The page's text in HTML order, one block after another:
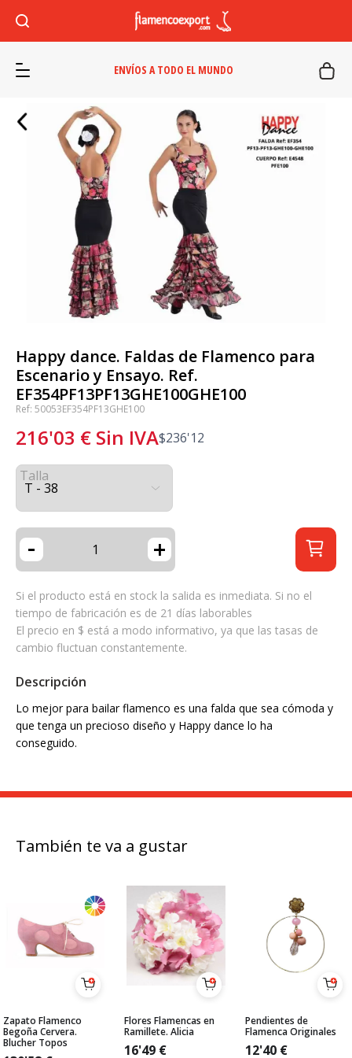
ENVÍOS A TODO EL MUNDO
Happy dance. Faldas de Flamenco para
Escenario y Ensayo. Ref.
EF354PF13PF13GHE100GHE100
Ref: 50053EF354PF13GHE100
216'03 € Sin IVA$236'12
Talla
- +
Si el producto está en stock la salida es inmediata. Si no el
tiempo de fabricación es de 21 días laborables
El precio en $ está a modo informativo, ya que las tasas de
cambio fluctuan constantemente.
Descripción
Lo mejor para bailar flamenco es una falda que sea cómoda y
que tenga un precioso diseño y Happy dance lo ha
conseguido.
También te va a gustar
Zapato Flamenco
Begoña Cervera.
Blucher Topos
Flores Flamencas en
Ramillete. Alicia
16'49 €
Pendientes de
Flamenca Originales
12'40 €